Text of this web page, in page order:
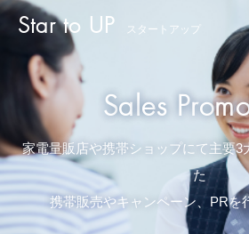
Star to UP スタートアップ
Sa les Prom
家電量販店や携帯ショップにて主要3
た
携帯販売やキャンペーン、PRを